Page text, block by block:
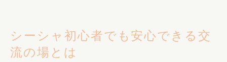
シーシャ初心者でも安心できる交
流の場とは